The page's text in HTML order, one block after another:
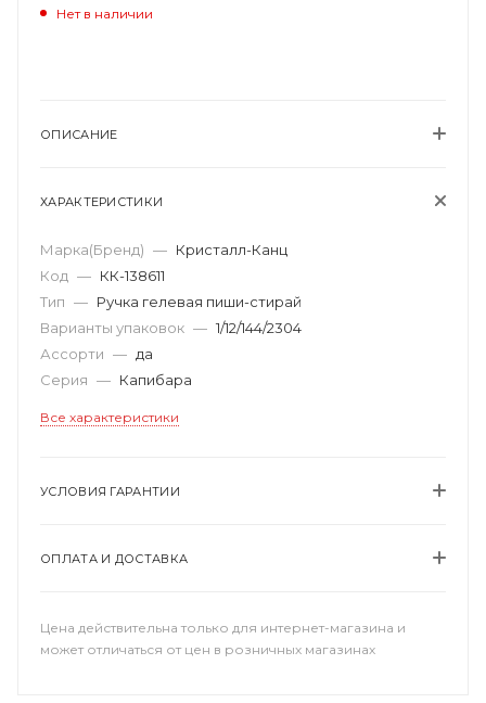
Нет в наличии
ОПИСАНИЕ
ХАРАКТЕРИСТИКИ
Марка(Бренд) — Кристалл-Канц
Код — КК-138611
Тип — Ручка гелевая пиши-стирай
Варианты упаковок — 1/12/144/2304
Ассорти — да
Серия — Капибара
Все характеристики
УСЛОВИЯ ГАРАНТИИ
ОПЛАТА И ДОСТАВКА
Цена действительна только для интернет-магазина и
может отличаться от цен в розничных магазинах